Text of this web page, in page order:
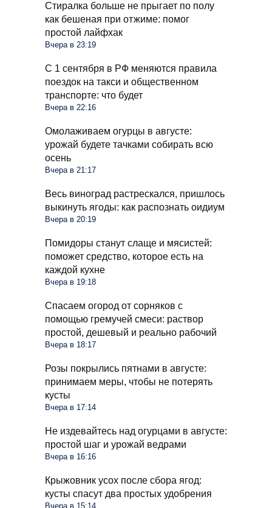
Стиралка больше не прыгает по полу
как бешеная при отжиме: помог
простой лайфхак
Вчера в 23:19
С 1 сентября в РФ меняются правила
поездок на такси и общественном
транспорте: что будет
Вчера в 22:16
Омолаживаем огурцы в августе:
урожай будете тачками собирать всю
осень
Вчера в 21:17
Весь виноград растрескался, пришлось
выкинуть ягоды: как распознать оидиум
Вчера в 20:19
Помидоры станут слаще и мясистей:
поможет средство, которое есть на
каждой кухне
Вчера в 19:18
Спасаем огород от сорняков с
помощью гремучей смеси: раствор
простой, дешевый и реально рабочий
Вчера в 18:17
Розы покрылись пятнами в августе:
принимаем меры, чтобы не потерять
кусты
Вчера в 17:14
Не издевайтесь над огурцами в августе:
простой шаг и урожай ведрами
Вчера в 16:16
Крыжовник усох после сбора ягод:
кусты спасут два простых удобрения
Вчера в 15:14